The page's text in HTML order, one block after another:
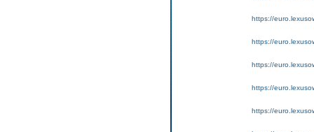
https://
https://
https://
https://
https://